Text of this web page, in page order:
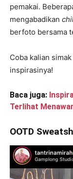
pemakai.
mengabadikan
berfoto bersama
Coba kalian
inspirasinya!
Baca juga:
Terlihat
OOTD